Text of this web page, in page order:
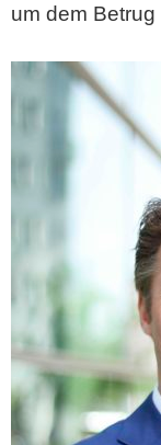
um dem Betrug